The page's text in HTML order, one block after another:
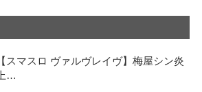
【スマスロ ヴァルヴレイヴ】梅屋シン炎
上…